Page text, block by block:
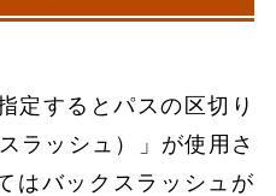
定するとパスの区切り
ラッシュ）」が使用さ
はバックスラッシュが